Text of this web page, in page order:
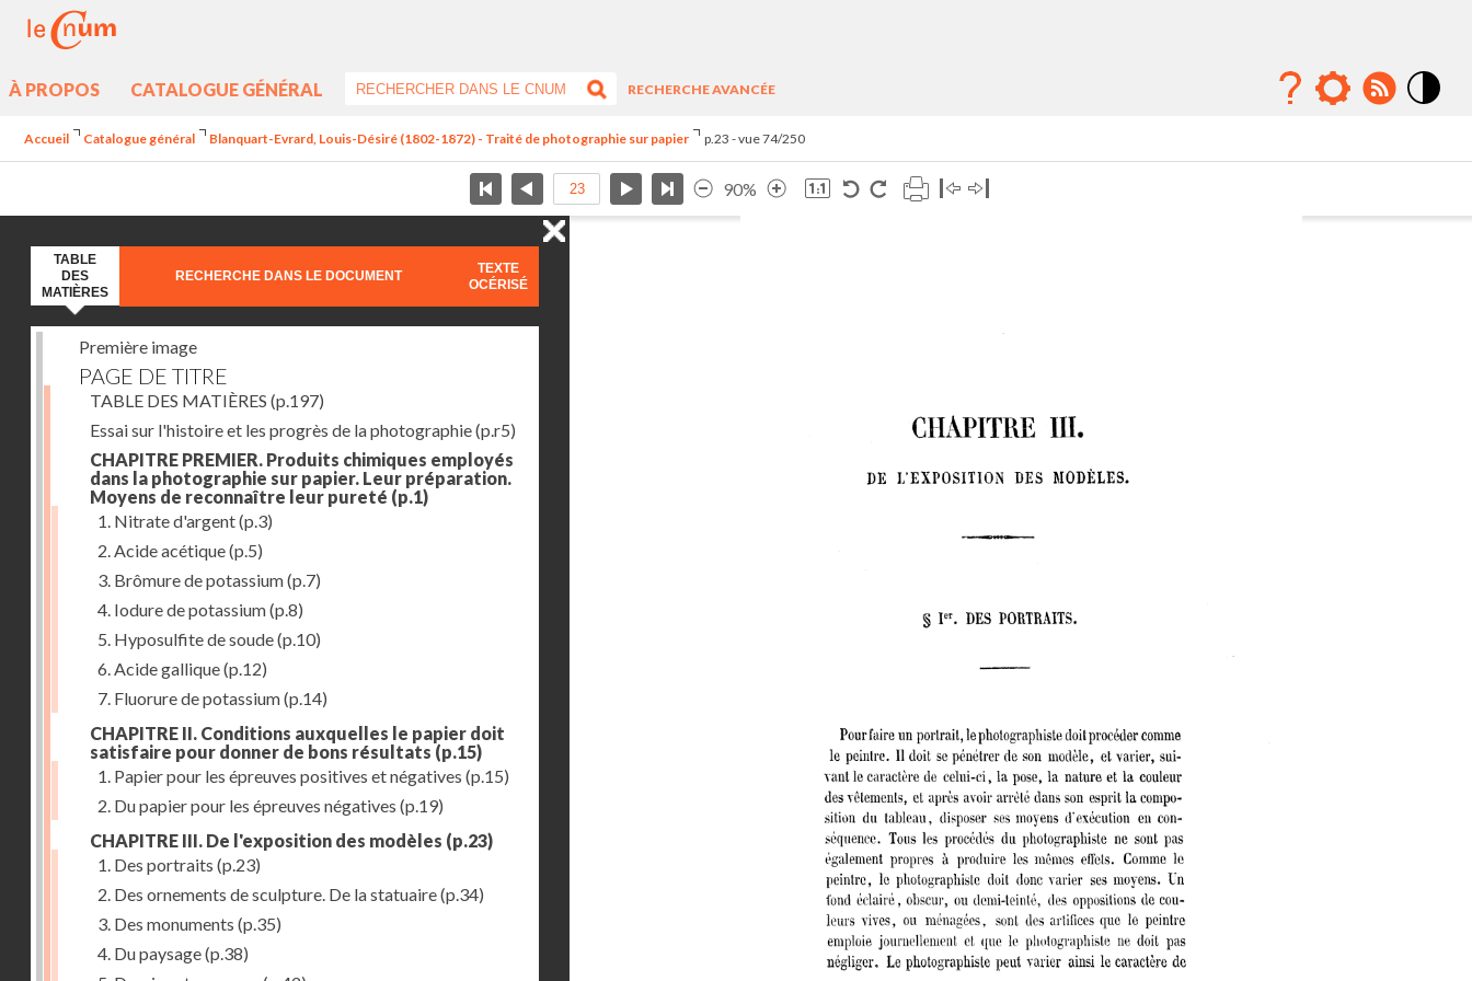
À PROPOS CATALOGUE GÉNÉRAL
RECHERCHE AVANCÉE
Accueil Catalogue général Blanquart-Evrard, Louis-Désiré (1802-1872) - Traité de photographie sur papier p.23 - vue 74/250
90%
TABLE
DES
MATIÈRES
RECHERCHE DANS LE DOCUMENT
TEXTE
OCÉRISÉ
Première image
PAGE DE TITRE
TABLE DES MATIÈRES (p.197)
Essai sur l'histoire et les progrès de la photographie(p.r5)
CHAPITRE PREMIER. Produits chimiques employés
dans la photographie sur papier. Leur préparation.
Moyens de reconnaître leur pureté (p.1)
1. Nitrate d'argent(p.3)
2. Acide acétique(p.5)
3. Brômure de potassium(p.7)
4. Iodure de potassium(p.8)
5. Hyposulfite de soude(p.10)
6. Acide gallique(p.12)
7. Fluorure de potassium(p.14)
CHAPITRE II. Conditions auxquelles le papier doit
satisfaire pour donner de bons résultats (p.15)
1. Papier pour les épreuves positives et négatives (p.15)
2. Du papier pour les épreuves négatives (p.19)
CHAPITRE III. De l'exposition des modèles (p.23)
1. Des portraits (p.23)
2. Des ornements de sculpture. De la statuaire(p.34)
3. Des monuments (p.35)
4. Du paysage(p.38)